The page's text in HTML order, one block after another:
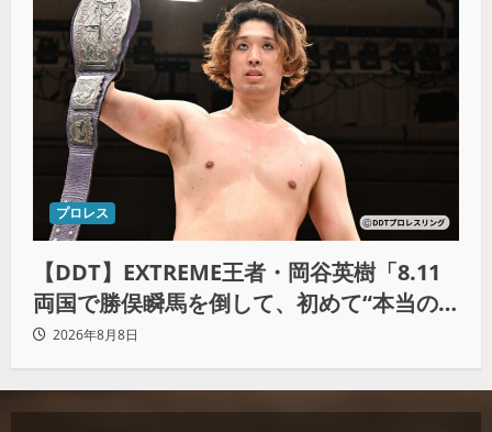
プロレス
【DDT】EXTREME王者・岡谷英樹「8.11
両国で勝俣瞬馬を倒して、初めて“本当の
王者”になれる」
2026年8月8日